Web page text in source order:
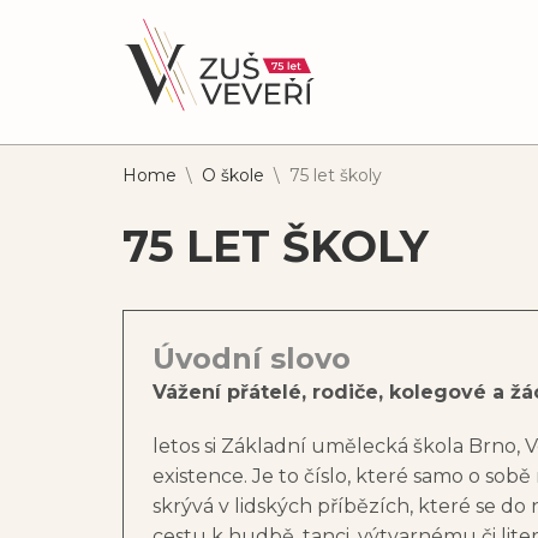
Home \ O škole \ 75 let školy
75 LET ŠKOLY
Úvodní slovo
Vážení přátelé, rodiče, kolegové a
letos si Základní umělecká škola Brno,
existence. Je to číslo, které samo o
skrývá v lidských příbězích, které se